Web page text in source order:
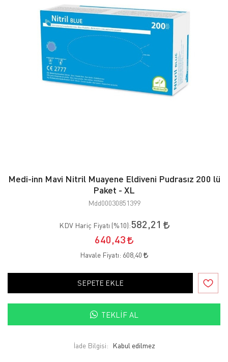
Medi-inn Mavi Nitril Muayene Eldiveni Pudrasız 200 lü
Paket - XL
Mdd00030851399
KDV Hariç Fiyatı (%10):582,21
640,43
Havale Fiyatı: 608,40
SEPETE EKLE
TEKLIF AL
İade Bilgisi: